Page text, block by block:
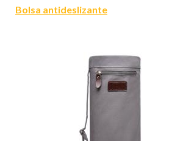
Bolsa antideslizante